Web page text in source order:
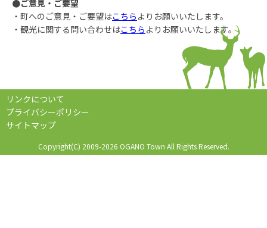
●ご意見・ご要望
・町へのご意見・ご要望はこちら よりお願いいたします。
・観光に関する問い合わせはこちら よりお願いいたします。
リンクについて
プライバシーポリシー
サイトマップ
Copyright(C) 2009-2026 OGANO Town All Rights Reserved.